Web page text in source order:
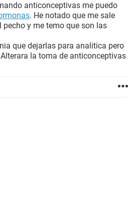
anticonceptivas me puedo
. He notado que me sale
y me temo que son las
que dejarlas para analitica pero
la toma de anticonceptivas